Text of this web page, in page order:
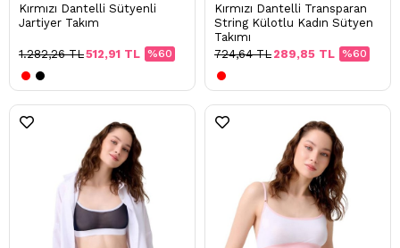
Kırmızı Dantelli Sütyenli
Jartiyer Takım
%60
512,91 TL
1.282,26 TL
Kırmızı Dantelli Transparan
String Külotlu Kadın Sütyen
Takımı
%60
289,85 TL
724,64 TL